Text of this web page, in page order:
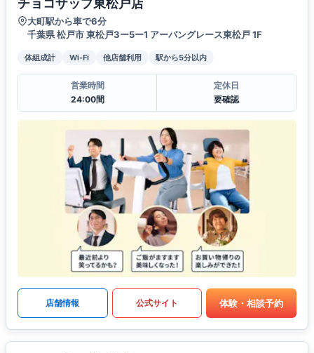
チョコザップ東松戸店
大町駅から車で6分
千葉県 松戸市 東松戸3ー5ー1 アーバングレース東松戸 1F
体組成計 Wi-Fi 他店舗利用 駅から5分以内
営業時間
24:00間
定休日
要確認
店舗情報 公式サイト 体験・相談予約